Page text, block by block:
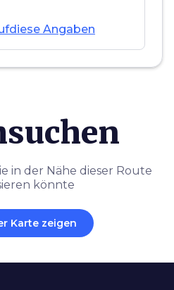
Angaben
in der Nähe dieser Route
könnte
Karte zeigen